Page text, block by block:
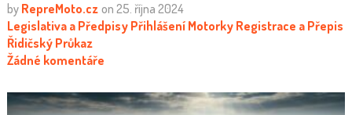
by RepreMoto.cz on 25. října 2024
Legislativa a Předpisy Přihlášení Motorky Registrace a Přepis
Řidičský Průkaz
Žádné komentáře